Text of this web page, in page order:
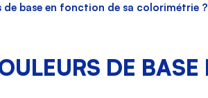
base en fonction de sa colorimétrie ?
DE